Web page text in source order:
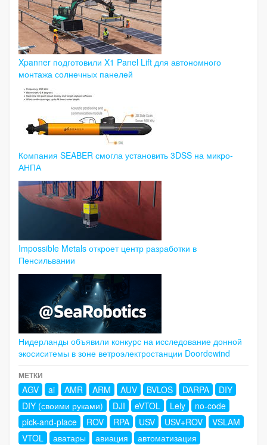
Xpanner подготовили X1 Panel Lift для автономного
монтажа солнечных панелей
Компания SEABER смогла установить 3DSS на микро-
АНПА
Impossible Metals откроет центр разработки в
Пенсильвании
Нидерланды объявили конкурс на исследование донной
экосиситемы в зоне ветроэлектростанции Doordewind
МЕТКИ
AGV ai AMR ARM AUV BVLOS DARPA
DIY
DIY (своими руками)
DJI eVTOL Lely
no-code
pick-and-place
ROV RPA USV USV+ROV
VSLAM
VTOL
аватары авиация
автоматизация